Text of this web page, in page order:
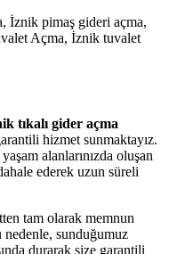
İznik pimaş gideri açma,
Açma, İznik tuvalet
tıkalı gider açma
hizmet sunmaktayız.
alanlarınızda oluşan
ederek uzun süreli
tam olarak memnun
nedenle, sunduğumuz
durarak size garantili